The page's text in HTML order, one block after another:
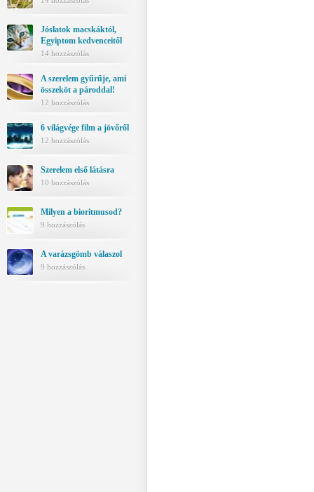
Jóslatok macskáktól,
Egyiptom kedvenceitől
14 hozzászólás
A szerelem gyűrűje, ami
összeköt a pároddal!
12 hozzászólás
6 világvége film a jövőről
12 hozzászólás
Szerelem első látásra
10 hozzászólás
Milyen a bioritmusod?
9 hozzászólás
A varázsgömb válaszol
9 hozzászólás